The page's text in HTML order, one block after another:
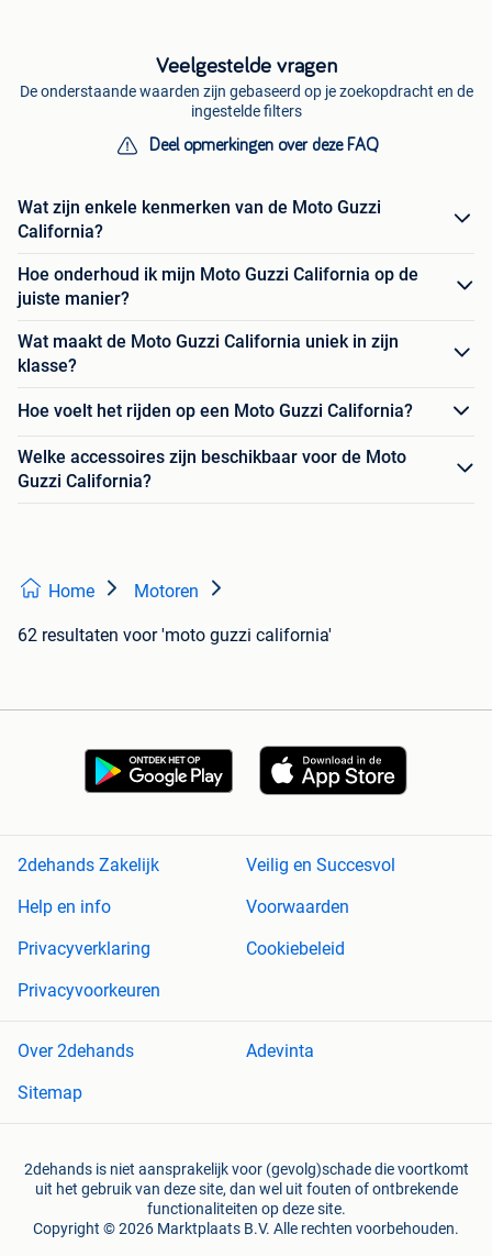
Veelgestelde vragen
De onderstaande waarden zijn gebaseerd op je zoekopdracht en de
ingestelde filters
Deel opmerkingen over deze FAQ
Wat zijn enkele kenmerken van de Moto Guzzi
California?
Hoe onderhoud ik mijn Moto Guzzi California op de
juiste manier?
Wat maakt de Moto Guzzi California uniek in zijn
klasse?
Hoe voelt het rijden op een Moto Guzzi California?
Welke accessoires zijn beschikbaar voor de Moto
Guzzi California?
Home Motoren
62 resultaten voor 'moto guzzi california'
2dehands Zakelijk
Veilig en Succesvol
Help en info
Voorwaarden
Privacyverklaring
Cookiebeleid
Privacyvoorkeuren
Over 2dehands
Adevinta
Sitemap
2dehands is niet aansprakelijk voor (gevolg)schade die voortkomt
uit het gebruik van deze site, dan wel uit fouten of ontbrekende
functionaliteiten op deze site.
Copyright © 2026 Marktplaats B.V. Alle rechten voorbehouden.